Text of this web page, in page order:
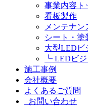
事業内容ト
看板製作
メンテナン
シート・塗
大型LEDビ
┗ LEDビジ
施工事例
会社概要
よくあるご質問
お問い合わせ